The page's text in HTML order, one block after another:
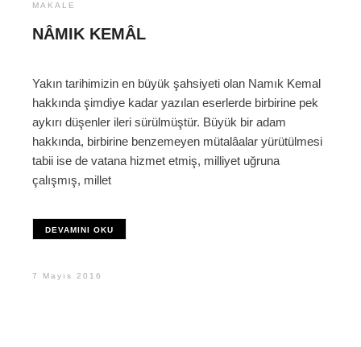
MAKALE
NÂMIK KEMÂL
Yakın tarihimizin en büyük şahsiyeti olan Namık Kemal
hakkında şimdiye kadar yazılan eserlerde birbirine pek
aykırı düşenler ileri sürülmüştür. Büyük bir adam
hakkında, birbirine benzemeyen mütalâalar yürütülmesi
tabii ise de vatana hizmet etmiş, milliyet uğruna
çalışmış, millet
DEVAMINI OKU
7 Mayıs 2016